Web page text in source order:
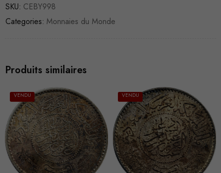
SKU: CEBY998
Categories: Monnaies du Monde
Produits similaires
VENDU VENDU